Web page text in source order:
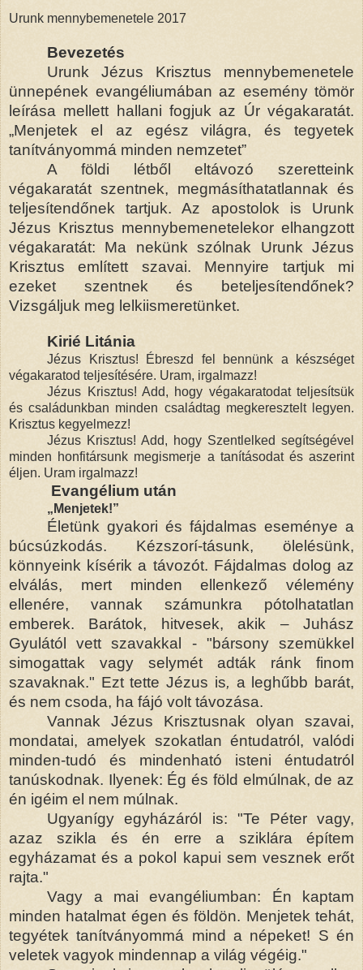
Urunk mennybemenetele 2017
Bevezetés
Urunk Jézus Krisztus mennybemenetele
ünnepének evangéliumában az esemény tömör
leírása mellett hallani fogjuk az Úr végakaratát.
„Menjetek el az egész világra, és tegyetek
tanítványommá minden nemzetet”
A földi létből eltávozó szeretteink
végakaratát szentnek, megmásíthatatlannak és
teljesítendőnek tartjuk. Az apostolok is Urunk
Jézus Krisztus mennybemenetelekor elhangzott
végakaratát: Ma nekünk szólnak Urunk Jézus
Krisztus említett szavai. Mennyire tartjuk mi
ezeket szentnek és beteljesítendőnek?
Vizsgáljuk meg lelkiismeretünket.
Kirié Litánia
Jézus Krisztus! Ébreszd fel bennünk a készséget
végakaratod teljesítésére. Uram, irgalmazz!
Jézus Krisztus! Add, hogy végakaratodat teljesítsük
és családunkban minden családtag megkeresztelt legyen.
Krisztus kegyelmezz!
Jézus Krisztus! Add, hogy Szentlelked segítségével
minden honfitársunk megismerje a tanításodat és aszerint
éljen. Uram irgalmazz!
Evangélium után
„Menjetek!”
Életünk gyakori és fájdalmas eseménye a
búcsúzkodás. Kézszorí-tásunk, ölelésünk,
könnyeink kísérik a távozót. Fájdalmas dolog az
elválás, mert minden ellenkező vélemény
ellenére, vannak számunkra pótolhatatlan
emberek. Barátok, hitvesek, akik – Juhász
Gyulától vett szavakkal - "bársony szemükkel
simogattak vagy selymét adták ránk finom
szavaknak." Ezt tette Jézus is, a leghűbb barát,
és nem csoda, ha fájó volt távozása.
Vannak Jézus Krisztusnak olyan szavai,
mondatai, amelyek szokatlan éntudatról, valódi
minden-tudó és mindenható isteni éntudatról
tanúskodnak. Ilyenek: Ég és föld elmúlnak, de az
én igéim el nem múlnak.
Ugyanígy egyházáról is: "Te Péter vagy,
azaz szikla és én erre a sziklára építem
egyházamat és a pokol kapui sem vesznek erőt
rajta."
Vagy a mai evangéliumban: Én kaptam
minden hatalmat égen és földön. Menjetek tehát,
tegyétek tanítványommá mind a népeket! S én
veletek vagyok mindennap a világ végéig."